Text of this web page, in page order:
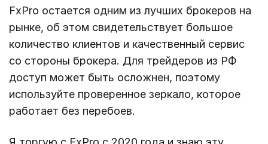
FxPro остается одним из лучших брокеров на
рынке, об этом свидетельствует большое
количество клиентов и качественный сервис
со стороны брокера. Для трейдеров из РФ
доступ может быть осложнен, поэтому
используйте проверенное зеркало, которое
работает без перебоев.